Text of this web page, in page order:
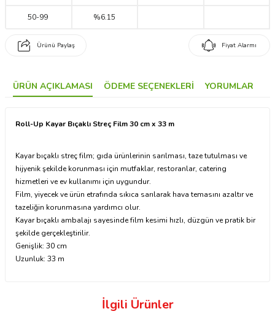
50-99 %6.15
Ürünü Paylaş Fiyat Alarmı
ÜRÜN AÇIKLAMASI ÖDEME SEÇENEKLERI YORUMLAR
Roll-Up Kayar Bıçaklı Streç Film 30 cm x 33 m
Kayar bıçaklı streç film; gıda ürünlerinin sarılması, taze tutulması ve
hijyenik şekilde korunması için mutfaklar, restoranlar, catering
hizmetleri ve ev kullanımı için uygundur.
Film, yiyecek ve ürün etrafında sıkıca sarılarak hava temasını azaltır ve
tazeliğin korunmasına yardımcı olur.
Kayar bıçaklı ambalajı sayesinde film kesimi hızlı, düzgün ve pratik bir
şekilde gerçekleştirilir.
Genişlik: 30 cm
Uzunluk: 33 m
İlgili Ürünler